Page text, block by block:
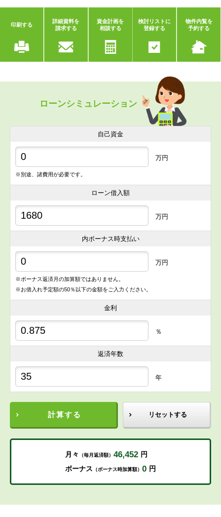
印刷する
詳細資料を
請求する
資金計画を
相談する
検討リストに
登録する
物件内覧を
予約する
ローンシミュレーション
自己資金
万円
※別途、諸費用が必要です。
ローン借入額
万円
内ボーナス時支払い
万円
※ボーナス返済月の加算額ではありません。
※お借入れ予定額の50％以下の金額をご入力ください。
金利
％
返済年数
年
計算する リセットする
月々 （毎月返済額） 46,452 円
ボーナス （ボーナス時加算額） 0 円